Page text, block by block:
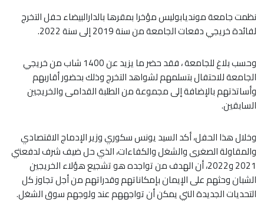
نظمت جامعة مونديابوليس مؤخرا بمقرها بالدارالبيضاء حفل التخرج
لفائدة خريجي دفعات الجامعة من سنة 2019 إلى سنة 2022.
وحسب بلاغ للجامعة ، فقد حضر ما يزيد عن 1400 شاب من خريجي
الجامعة للاحتفال بتسلمهم لشواهد التخرج وذلك بحضور أقاربهم
وأساتذتهم بالإضافة إلى مجموعة من الطلبة القدامى والخريجين
السابقين.
وخلال هذا الحفل، أكد السيد يونس سكوري وزير الإدماج الاقتصادي
والمقاولة الصغرى والشغل والكفاءات، الذي حل ضيف شرف لدفعتي
2021 و2022، أن الهدف من تواجده هو تشجيع هؤلاء الخريجين
الشبان وحثهم على الإيمان بإمكاناتهم وقدراتهم من أجل تجاوز كل
التحديات الجديدة التي يمكن أن تواجههم عند ولوجهم سوق الشغل.